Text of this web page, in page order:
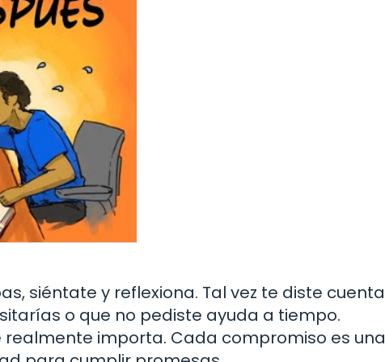
siéntate y reflexiona. Tal vez te diste cuenta
o que no pediste ayuda a tiempo.
importa. Cada compromiso es una